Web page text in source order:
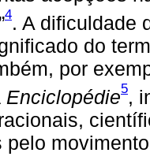
4. A dificuldade
do
por
Enciclopédie5,
pelo